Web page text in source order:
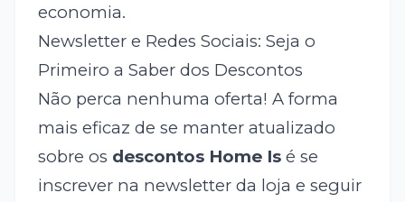
economia.
Newsletter e Redes Sociais: Seja o
Primeiro a Saber dos Descontos
Não perca nenhuma oferta! A forma
mais eficaz de se manter atualizado
sobre os descontos Home Isé se
inscrever na newsletter da loja e seguir